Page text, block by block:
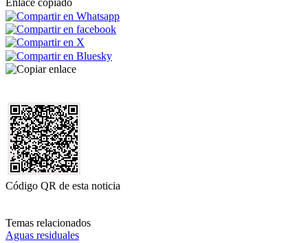
Enlace copiado
Código QR de esta noticia
Temas relacionados
Aguas residuales